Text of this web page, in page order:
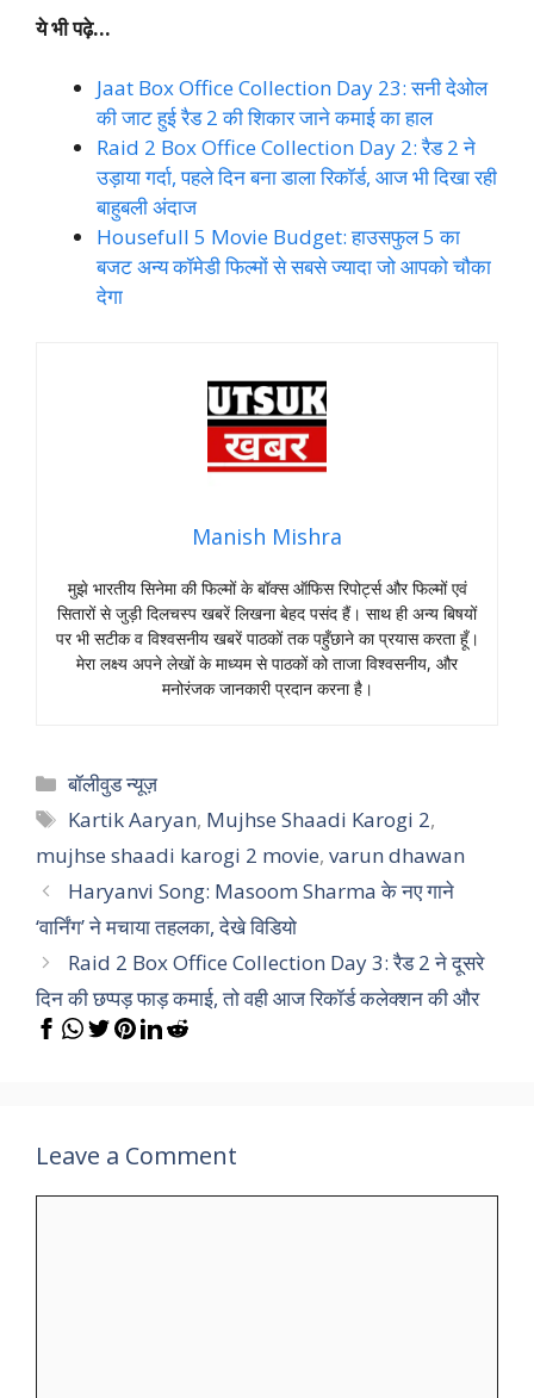
ये भी पढ़े…
Jaat Box Office Collection Day 23: सनी देओल
की जाट हुई रैड 2 की शिकार जाने कमाई का हाल
Raid 2 Box Office Collection Day 2: रैड 2 ने
उड़ाया गर्दा, पहले दिन बना डाला रिकॉर्ड, आज भी दिखा रही
बाहुबली अंदाज
Housefull 5 Movie Budget: हाउसफुल 5 का
बजट अन्य कॉमेडी फिल्मों से सबसे ज्यादा जो आपको चौका
देगा
Manish Mishra
मुझे भारतीय सिनेमा की फिल्मों के बॉक्स ऑफिस रिपोर्ट्स और फिल्मों एवं
सितारों से जुड़ी दिलचस्प खबरें लिखना बेहद पसंद हैं। साथ ही अन्य बिषयों
पर भी सटीक व विश्वसनीय खबरें पाठकों तक पहुँछाने का प्रयास करता हूँ।
मेरा लक्ष्य अपने लेखों के माध्यम से पाठकों को ताजा विश्वसनीय, और
मनोरंजक जानकारी प्रदान करना है।
Categories
बॉलीवुड न्यूज़
Tags
Kartik Aaryan, Mujhse Shaadi Karogi 2,
mujhse shaadi karogi 2 movie, varun dhawan
Haryanvi Song: Masoom Sharma के नए गाने
‘वार्निंग’ ने मचाया तहलका, देखे विडियो
Raid 2 Box Office Collection Day 3: रैड 2 ने दूसरे
दिन की छप्पड़ फाड़ कमाई, तो वही आज रिकॉर्ड कलेक्शन की और
Leave a Comment